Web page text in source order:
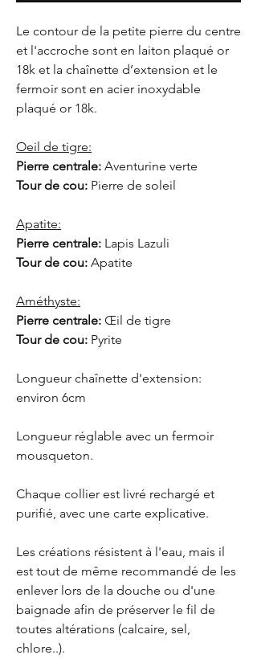
Le contour de la petite pierre du centre
et l'accroche sont en laiton plaqué or
18k et la chaînette d’extension et le
fermoir sont en acier inoxydable
plaqué or 18k.
Oeil de tigre:
Pierre centrale: Aventurine verte
Tour de cou: Pierre de soleil
Apatite:
Pierre centrale: Lapis Lazuli
Tour de cou: Apatite
Améthyste:
Pierre centrale: Œil de tigre
Tour de cou: Pyrite
Longueur chaînette d'extension:
environ 6cm
Longueur réglable avec un fermoir
mousqueton.
Chaque collier est livré rechargé et
purifié, avec une carte explicative.
Les créations résistent à l'eau, mais il
est tout de même recommandé de les
enlever lors de la douche ou d'une
baignade afin de préserver le fil de
toutes altérations (calcaire, sel,
chlore..).